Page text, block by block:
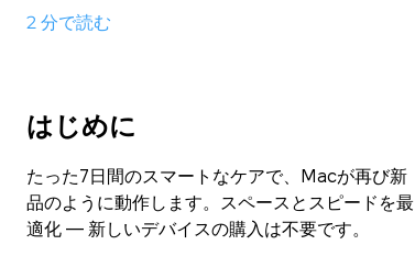
2 分で読む
はじめに
たった7日間のスマートなケアで、Macが再び新
品のように動作します。スペースとスピードを最
適化 — 新しいデバイスの購入は不要です。